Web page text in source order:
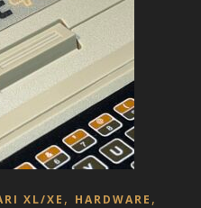
XL/XE , HARDWARE ,